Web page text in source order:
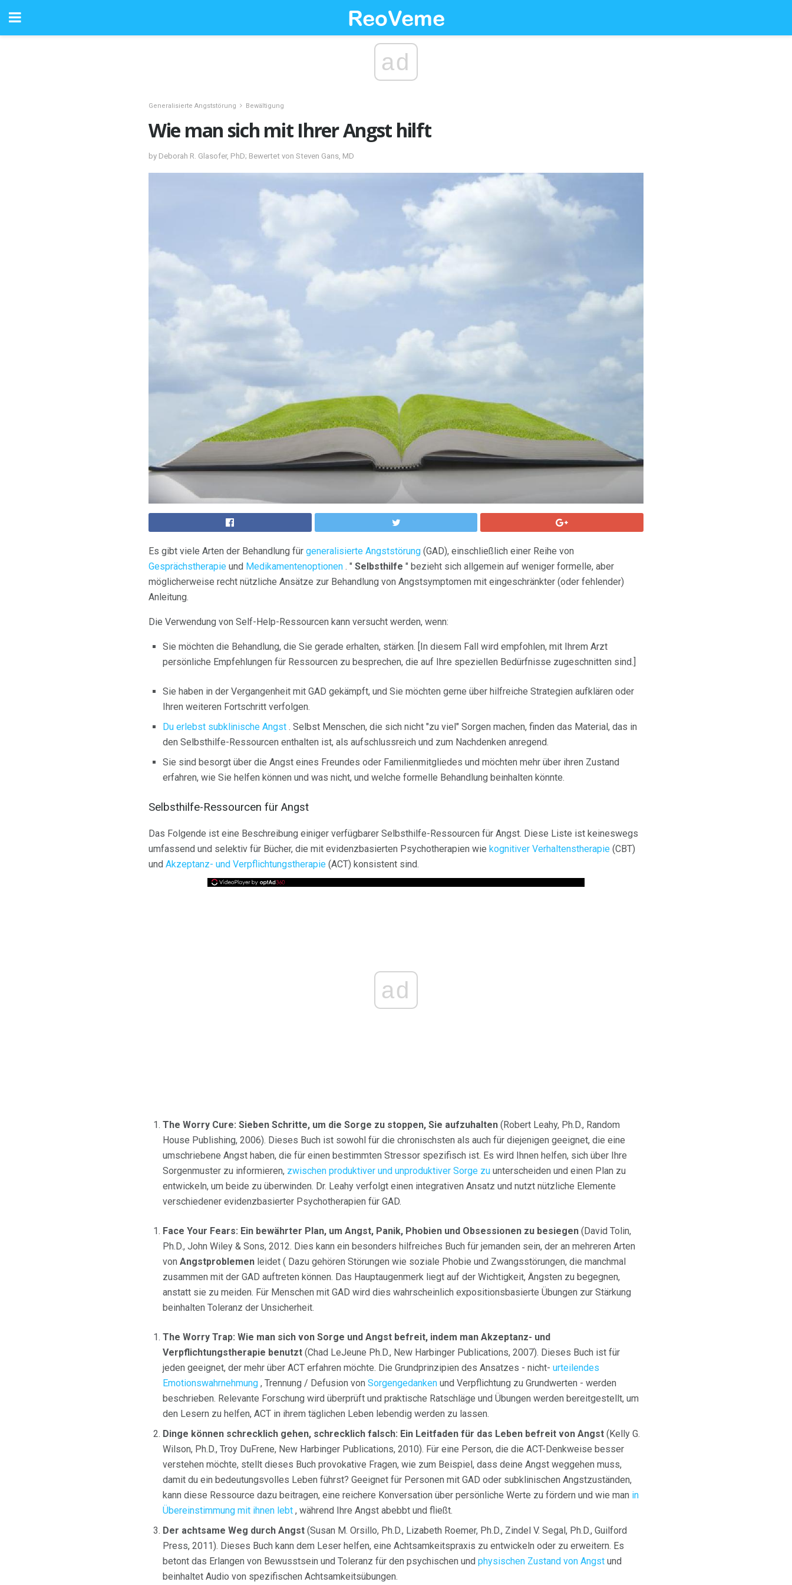
ad
Generalisierte Angststörung Bewältigung
Wie man sich mit Ihrer Angst hilft
by Deborah R. Glasofer, PhD; Bewertet von Steven Gans, MD
Es gibt viele Arten der Behandlung für generalisierte Angststörung (GAD), einschließlich einer Reihe von
Gesprächstherapie und Medikamentenoptionen . " Selbsthilfe " bezieht sich allgemein auf weniger formelle, aber
möglicherweise recht nützliche Ansätze zur Behandlung von Angstsymptomen mit eingeschränkter (oder fehlender)
Anleitung.
Die Verwendung von Self-Help-Ressourcen kann versucht werden, wenn:
Sie möchten die Behandlung, die Sie gerade erhalten, stärken. [In diesem Fall wird empfohlen, mit Ihrem Arzt
persönliche Empfehlungen für Ressourcen zu besprechen, die auf Ihre speziellen Bedürfnisse zugeschnitten sind.]
Sie haben in der Vergangenheit mit GAD gekämpft, und Sie möchten gerne über hilfreiche Strategien aufklären oder
Ihren weiteren Fortschritt verfolgen.
Du erlebst subklinische Angst . Selbst Menschen, die sich nicht "zu viel" Sorgen machen, finden das Material, das in
den Selbsthilfe-Ressourcen enthalten ist, als aufschlussreich und zum Nachdenken anregend.
Sie sind besorgt über die Angst eines Freundes oder Familienmitgliedes und möchten mehr über ihren Zustand
erfahren, wie Sie helfen können und was nicht, und welche formelle Behandlung beinhalten könnte.
Selbsthilfe-Ressourcen für Angst
Das Folgende ist eine Beschreibung einiger verfügbarer Selbsthilfe-Ressourcen für Angst. Diese Liste ist keineswegs
umfassend und selektiv für Bücher, die mit evidenzbasierten Psychotherapien wie kognitiver Verhaltenstherapie (CBT)
und Akzeptanz- und Verpflichtungstherapie (ACT) konsistent sind.
ad
The Worry Cure: Sieben Schritte, um die Sorge zu stoppen, Sie aufzuhalten (Robert Leahy, Ph.D., Random
House Publishing, 2006). Dieses Buch ist sowohl für die chronischsten als auch für diejenigen geeignet, die eine
umschriebene Angst haben, die für einen bestimmten Stressor spezifisch ist. Es wird Ihnen helfen, sich über Ihre
Sorgenmuster zu informieren, zwischen produktiver und unproduktiver Sorge zu unterscheiden und einen Plan zu
entwickeln, um beide zu überwinden. Dr. Leahy verfolgt einen integrativen Ansatz und nutzt nützliche Elemente
verschiedener evidenzbasierter Psychotherapien für GAD.
Face Your Fears: Ein bewährter Plan, um Angst, Panik, Phobien und Obsessionen zu besiegen (David Tolin,
Ph.D., John Wiley & Sons, 2012. Dies kann ein besonders hilfreiches Buch für jemanden sein, der an mehreren Arten
von Angstproblemen leidet ( Dazu gehören Störungen wie soziale Phobie und Zwangsstörungen, die manchmal
zusammen mit der GAD auftreten können. Das Hauptaugenmerk liegt auf der Wichtigkeit, Ängsten zu begegnen,
anstatt sie zu meiden. Für Menschen mit GAD wird dies wahrscheinlich expositionsbasierte Übungen zur Stärkung
beinhalten Toleranz der Unsicherheit.
The Worry Trap: Wie man sich von Sorge und Angst befreit, indem man Akzeptanz- und
Verpflichtungstherapie benutzt (Chad LeJeune Ph.D., New Harbinger Publications, 2007). Dieses Buch ist für
jeden geeignet, der mehr über ACT erfahren möchte. Die Grundprinzipien des Ansatzes - nicht- urteilendes
Emotionswahrnehmung , Trennung / Defusion von Sorgengedanken und Verpflichtung zu Grundwerten - werden
beschrieben. Relevante Forschung wird überprüft und praktische Ratschläge und Übungen werden bereitgestellt, um
den Lesern zu helfen, ACT in ihrem täglichen Leben lebendig werden zu lassen.
Dinge können schrecklich gehen, schrecklich falsch: Ein Leitfaden für das Leben befreit von Angst (Kelly G.
Wilson, Ph.D., Troy DuFrene, New Harbinger Publications, 2010). Für eine Person, die die ACT-Denkweise besser
verstehen möchte, stellt dieses Buch provokative Fragen, wie zum Beispiel, dass deine Angst weggehen muss,
damit du ein bedeutungsvolles Leben führst? Geeignet für Personen mit GAD oder subklinischen Angstzuständen,
kann diese Ressource dazu beitragen, eine reichere Konversation über persönliche Werte zu fördern und wie man in
Übereinstimmung mit ihnen lebt , während Ihre Angst abebbt und fließt.
Der achtsame Weg durch Angst (Susan M. Orsillo, Ph.D., Lizabeth Roemer, Ph.D., Zindel V. Segal, Ph.D., Guilford
Press, 2011). Dieses Buch kann dem Leser helfen, eine Achtsamkeitspraxis zu entwickeln oder zu erweitern. Es
betont das Erlangen von Bewusstsein und Toleranz für den psychischen und physischen Zustand von Angst und
beinhaltet Audio von spezifischen Achtsamkeitsübungen.